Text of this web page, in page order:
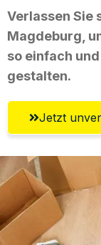
Verlassen Sie
Magdeburg,
so einfach
gestalten.
Jetzt